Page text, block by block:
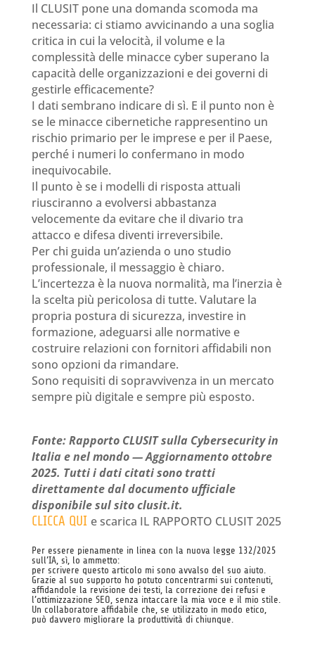
Il CLUSIT pone una domanda scomoda ma
necessaria: ci stiamo avvicinando a una soglia
critica in cui la velocità, il volume e la
complessità delle minacce cyber superano la
capacità delle organizzazioni e dei governi di
gestirle efficacemente?
I dati sembrano indicare di sì. E il punto non è
se le minacce cibernetiche rappresentino un
rischio primario per le imprese e per il Paese,
perché i numeri lo confermano in modo
inequivocabile.
Il punto è se i modelli di risposta attuali
riusciranno a evolversi abbastanza
velocemente da evitare che il divario tra
attacco e difesa diventi irreversibile.
Per chi guida un’azienda o uno studio
professionale, il messaggio è chiaro.
L’incertezza è la nuova normalità, ma l’inerzia è
la scelta più pericolosa di tutte. Valutare la
propria postura di sicurezza, investire in
formazione, adeguarsi alle normative e
costruire relazioni con fornitori affidabili non
sono opzioni da rimandare.
Sono requisiti di sopravvivenza in un mercato
sempre più digitale e sempre più esposto.
Fonte: Rapporto CLUSIT sulla Cybersecurity in
Italia e nel mondo — Aggiornamento ottobre
2025. Tutti i dati citati sono tratti
direttamente dal documento ufficiale
disponibile sul sito clusit.it.
CLICCA QUI e scarica IL RAPPORTO CLUSIT 2025
Per essere pienamente in linea con la nuova legge 132/2025
sull’IA, sì, lo ammetto:
per scrivere questo articolo mi sono avvalso del suo aiuto.
Grazie al suo supporto ho potuto concentrarmi sui contenuti,
affidandole la revisione dei testi, la correzione dei refusi e
l’ottimizzazione SEO, senza intaccare la mia voce e il mio stile.
Un collaboratore affidabile che, se utilizzato in modo etico,
può davvero migliorare la produttività di chiunque.